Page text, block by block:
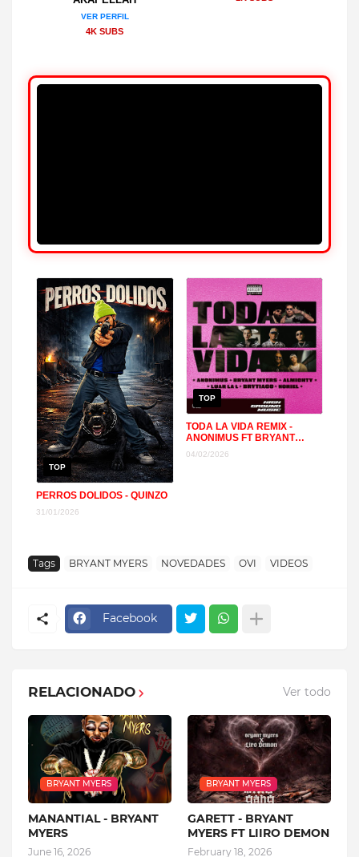
VER PERFIL
4K SUBS
TOP
PERROS DOLIDOS - QUINZO
31/01/2026
TOP
TODA LA VIDA REMIX -
ANONIMUS FT BRYANT
MYERS, ALMIGHTY, NORIEL,
LUAR LA L, BRYTIAGO
04/02/2026
Tags BRYANT MYERS NOVEDADES OVI VIDEOS
Facebook
RELACIONADO Ver todo
BRYANT MYERS
MANANTIAL - BRYANT
MYERS
June 16, 2026
BRYANT MYERS
GARETT - BRYANT
MYERS FT LIIRO DEMON
February 18, 2026